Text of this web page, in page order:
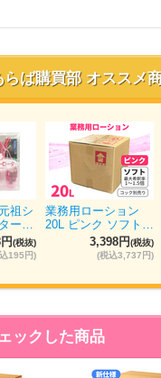
らば購買部 オススメ
祖シ
ー…
(税抜)
195円)
業務用ローション
20L ピンク ソフト…
3,398円(税抜)
(税込3,737円)
ックした商品